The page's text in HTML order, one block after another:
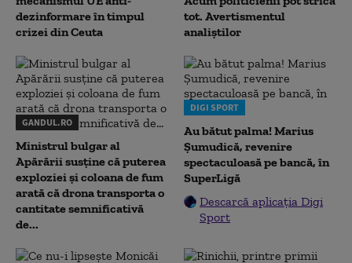
dezinformare în timpul
crizei din Ceuta
tot. Avertismentul
analiștilor
GANDUL.RO
Ministrul bulgar al
Apărării susține că puterea
exploziei și coloana de fum
arată că drona transporta o
cantitate semnificativă
de...
DIGI SPORT
Au bătut palma! Marius
Șumudică, revenire
spectaculoasă pe bancă, în
SuperLigă
Descarcă aplicația Digi
Sport